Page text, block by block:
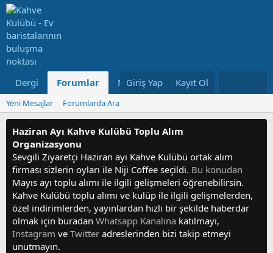
Dergi Forumlar Neler Yeni Kullanıcılar
Giriş Yap Kayıt Ol
Yeni Mesajlar Forumlarda Ara
Haziran Ayı Kahve Kulübü Toplu Alım
Organizasyonu
Sevgili Ziyaretçi Haziran ayı Kahve Kulübü ortak alım
firması sizlerin oyları ile Niji Coffee seçildi. Bu konudan
Mayıs ayı toplu alımı ile ilgili gelişmeleri öğrenebilirsin.
Kahve Kulübü toplu alımı ve kulüp ile ilgili gelişmelerden,
özel indirimlerden, yayınlardan hızlı bir şekilde haberdar
olmak için buradan Whatsapp Kanalına katılmayı,
Instagram ve Twitter adreslerinden bizi takip etmeyi
unutmayın.